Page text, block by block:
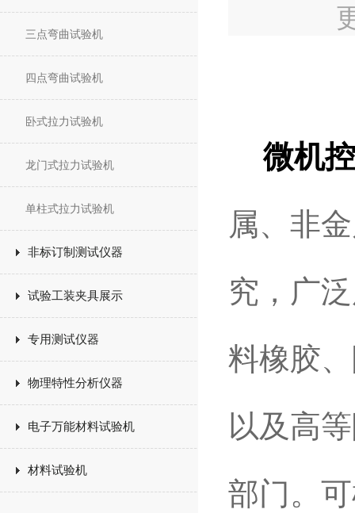
三点弯曲试验机
四点弯曲试验机
卧式拉力试验机
龙门式拉力试验机
单柱式拉力试验机
非标订制测试仪器
试验工装夹具展示
专用测试仪器
物理特性分析仪器
电子万能材料试验机
材料试验机
微机
属、非
究，广
料橡胶
以及高
部门。